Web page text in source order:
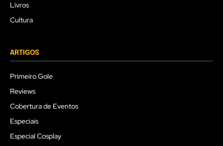
Livros
Cultura
ARTIGOS
Primeiro Gole
Reviews
Cobertura de Eventos
Especiais
Especial Cosplay